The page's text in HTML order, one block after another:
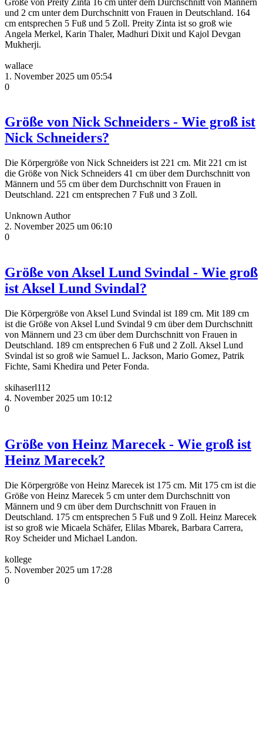
und 2 cm unter dem Durchschnitt von Frauen in Deutschland. 164
cm entsprechen 5 Fuß und 5 Zoll. Preity Zinta ist so groß wie
Angela Merkel, Karin Thaler, Madhuri Dixit und Kajol Devgan
Mukherji.
wallace
1. November 2025 um 05:54
0
Größe von Nick Schneiders - Wie groß ist
Nick Schneiders?
Die Körpergröße von Nick Schneiders ist 221 cm. Mit 221 cm ist
die Größe von Nick Schneiders 41 cm über dem Durchschnitt von
Männern und 55 cm über dem Durchschnitt von Frauen in
Deutschland. 221 cm entsprechen 7 Fuß und 3 Zoll.
Unknown Author
2. November 2025 um 06:10
0
Größe von Aksel Lund Svindal - Wie groß
ist Aksel Lund Svindal?
Die Körpergröße von Aksel Lund Svindal ist 189 cm. Mit 189 cm
ist die Größe von Aksel Lund Svindal 9 cm über dem Durchschnitt
von Männern und 23 cm über dem Durchschnitt von Frauen in
Deutschland. 189 cm entsprechen 6 Fuß und 2 Zoll. Aksel Lund
Svindal ist so groß wie Samuel L. Jackson, Mario Gomez, Patrik
Fichte, Sami Khedira und Peter Fonda.
skihaserl112
4. November 2025 um 10:12
0
Größe von Heinz Marecek - Wie groß ist
Heinz Marecek?
Die Körpergröße von Heinz Marecek ist 175 cm. Mit 175 cm ist die
Größe von Heinz Marecek 5 cm unter dem Durchschnitt von
Männern und 9 cm über dem Durchschnitt von Frauen in
Deutschland. 175 cm entsprechen 5 Fuß und 9 Zoll. Heinz Marecek
ist so groß wie Micaela Schäfer, Elilas Mbarek, Barbara Carrera,
Roy Scheider und Michael Landon.
kollege
5. November 2025 um 17:28
0